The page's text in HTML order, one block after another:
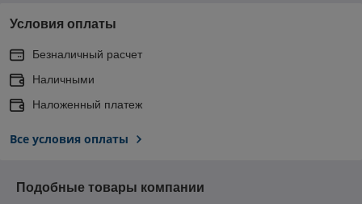
Условия оплаты
Безналичный расчет
Наличными
Наложенный платеж
Все условия оплаты
Подобные товары компании